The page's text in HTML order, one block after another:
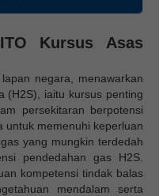
Kursus Asas
negara, menawarkan
(H2S), iaitu kursus penting
persekitaran berpotensi
untuk memenuhi keperluan
yang mungkin terdedah
pendedahan gas H2S.
kompetensi tindak balas
mendalam serta